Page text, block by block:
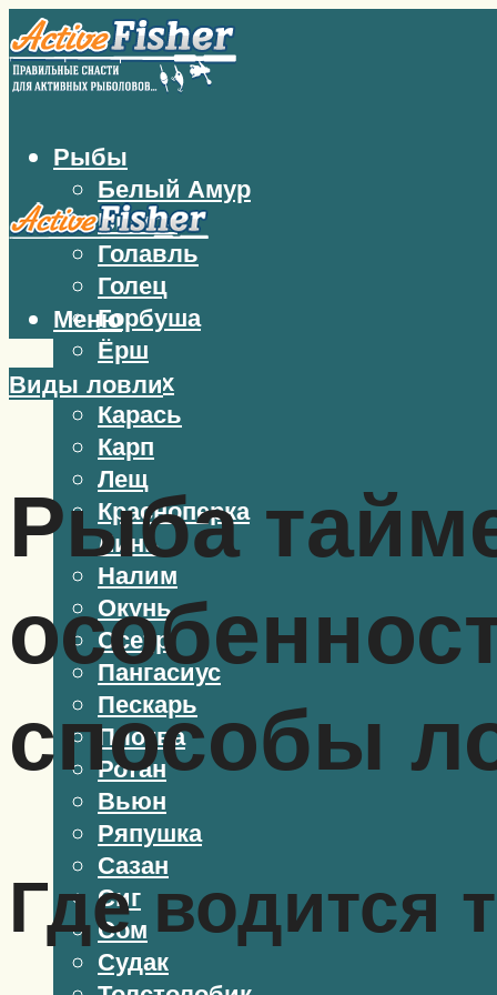
Рыбы
Белый Амур
Бычок
Голавль
Голец
Горбуша
Ёрш
Жерех
Карась
Карп
Лещ
Красноперка
Линь
Налим
Окунь
Осетр
Пангасиус
Пескарь
Плотва
Ротан
Вьюн
Ряпушка
Сазан
Сиг
Сом
Судак
Меню
Виды ловли
Рыба
способы
Где водится